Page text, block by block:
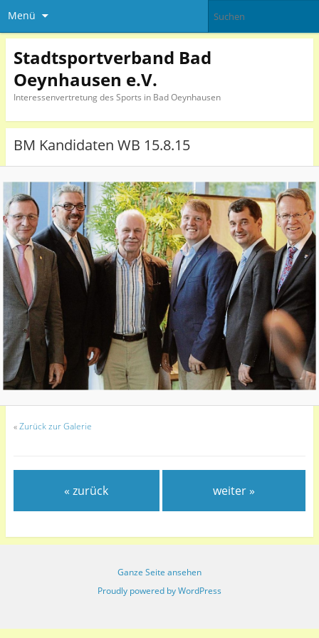
Menü
Stadtsportverband Bad
Oeynhausen e.V.
Interessenvertretung des Sports in Bad Oeynhausen
BM Kandidaten WB 15.8.15
«Zurück zur Galerie
« zurück weiter »
Ganze Seite ansehen
Proudly powered by WordPress